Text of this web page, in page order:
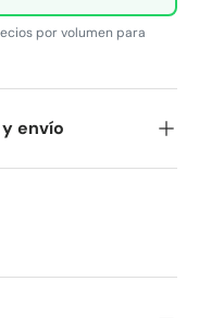
por volumen para
envío